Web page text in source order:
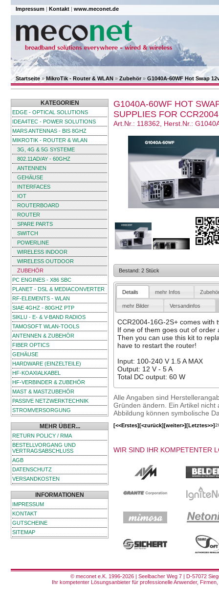
Impressum | Kontakt | www.meconet.de
Startseite»MikroTik - Router & WLAN » Zubehör» G1040A-60WF Hot Swap
KATEGORIEN
EDGE - OPTICAL SOLUTIONS
IDEA4TEC - POWER SOLUTIONS
MARS ANTENNAS - BIS 8GHZ
MIKROTIK - ROUTER & WLAN
3G, 4G & 5G SYSTEME
802.11AD/AY - 60GHZ
ANTENNEN
GEHÄUSE
INTERFACES
IOT
ROUTERBOARD
ROUTER
SPARE PARTS
SWITCH
POWERLINE
WIRELESS INDOOR
WIRELESS OUTDOOR
ZUBEHÖR
PC ENGINES - X86 SBC
PLANET - DSL & MEDIACONVERTER
RF-ELEMENTS - WLAN
SIAE 4GHZ - 80GHZ PTP
SIKLU - E- & V-BAND RADIOS
TAMOSOFT WLAN-TOOLS
ANTENNEN & ZUBEHÖR
FIBER OPTICS
GEHÄUSE
HARDWARE (EINZELTEILE)
HF-KOAXIALKABEL
HF-VERBINDER & ZUBEHÖR
MAST & MASTZUBEHÖR
PASSIVE NETZWERKTECHNIK
STROMVERSORGUNG
MEHR ÜBER...
RETURN POLICY / RMA
BESTELLVORGANG UND
VERTRAGSABSCHLUSS
AGB
DATENSCHUTZ
VERSANDKOSTEN
INFORMATIONEN
IMPRESSUM
KONTAKT
GUTSCHEINE
SITEMAP
G1040A-60WF HOT
SUPPLIES FOR CCR2004
Art.Nr.: 118362, Herst.Nr.:
Bestand: 2 Stück
Details mehr Infos
mehr Bilder Versandinfos
CCR2004-16G-2S+ comes with
If one of them goes out of order
Then you can use this kit to
have to restart the router!
Input: 100-240 V 1.5 A MAX
Output: 12 V - 5 A
Total DC output: 60 W
Alle Angaben sind
Gründen ändern. Ein Artikel
Abbildung können symbolische
[<<Erstes][<zurück][weiter>][Letztes>>]
WIR SIND IHR KOMPETENTER
© meconet e.K. 1996-2026 | Seelbacher Weg 7 | D-57072
Ihr kompetenter Lösungsanbieter für professionelle Anwender,